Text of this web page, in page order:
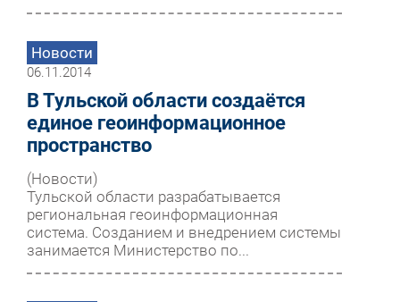
Новости
06.11.2014
В Тульской области создаётся
единое геоинформационное
пространство
(Новости)
Тульской области разрабатывается
региональная геоинформационная
система. Созданием и внедрением системы
занимается Министерство по...